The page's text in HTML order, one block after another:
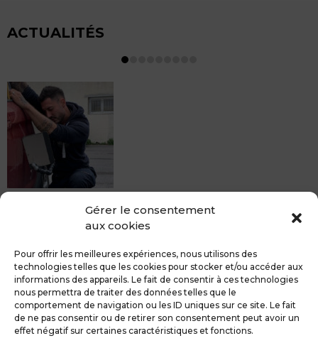
Gérer le consentement
aux cookies
Pour offrir les meilleures expériences, nous utilisons des
technologies telles que les cookies pour stocker et/ou accéder aux
informations des appareils. Le fait de consentir à ces technologies
nous permettra de traiter des données telles que le
comportement de navigation ou les ID uniques sur ce site. Le fait
de ne pas consentir ou de retirer son consentement peut avoir un
effet négatif sur certaines caractéristiques et fonctions.
ACTUALITÉS
MDCS BEZIERS vous propose le débosselage sans
peinture, sans rendez-vous mais Avec le sourire :)
du débosselage vous accueille sans rendez-...
MDCS GROUPE
Mentions légales